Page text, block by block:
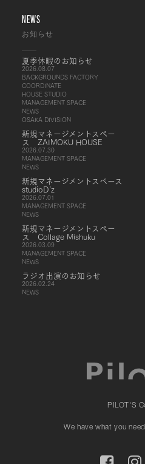
NEWS
お知らせ
夏季休暇のお知らせ
2026.08.07
BACKGROUNDS FACTORY
COORDINATE
HOUSE STUDIO
MANAGEMENT SPACE
NEWS
OSAKA DIVISION
新規マネージメントスペー
ス ZAIMOKU HOUSE
2026.07.30
MANAGEMENT SPACE
NEWS
新規マネージメントスペース
studioD’z
2026.07.01
MANAGEMENT SPACE
NEWS
新規マネージメントスペー
ス Collage Mishuku
2026.03.09
MANAGEMENT SPACE
NEWS
ラジオ出演のお知らせ
2026.02.24
NEWS
PILOT'S
We have what you